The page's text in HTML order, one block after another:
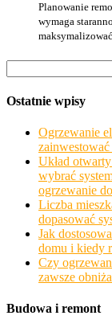
Planowanie
wymaga
Ostatnie wpisy
Ogrzewanie
Układ
wybrać
ogrzewanie
Liczba
dopasować
Jak
domu i kiedy
Czy
zawsze
Budowa i remont